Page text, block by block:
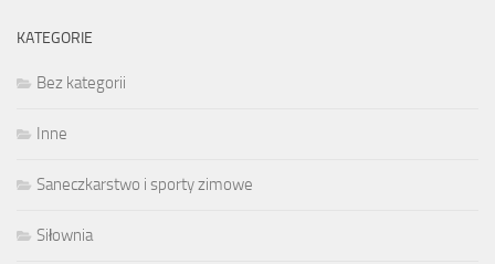
KATEGORIE
Bez kategorii
Inne
Saneczkarstwo i sporty zimowe
Siłownia